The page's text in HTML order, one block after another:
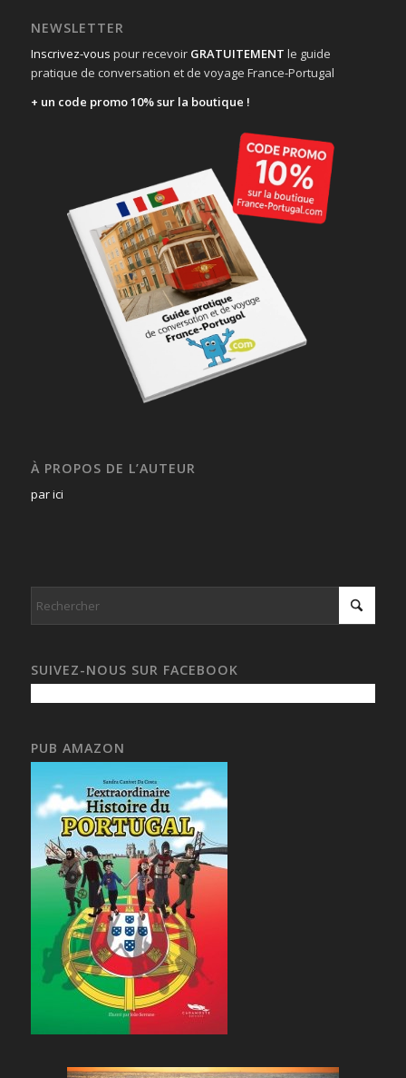
NEWSLETTER
Inscrivez-vous pour recevoir GRATUITEMENT le guide
pratique de conversation et de voyage France-Portugal
+ un code promo 10% sur la boutique !
À PROPOS DE L’AUTEUR
par ici
SUIVEZ-NOUS SUR FACEBOOK
PUB AMAZON